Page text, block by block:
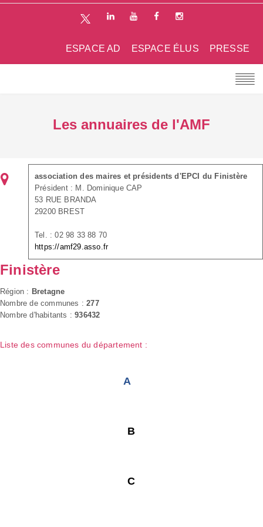
PRESSE
ESPACE ÉLUS
ESPACE AD
Les annuaires de l'AMF
association des maires et présidents d'EPCI du Finistère
Président : M. Dominique CAP
53 RUE BRANDA
29200 BREST
Tel. : 02 98 33 88 70
https://amf29.asso.fr
Finistère
Région : Bretagne
Nombre de communes :277
Nombre d'habitants :936432
Liste des communes du département :
A
B
C